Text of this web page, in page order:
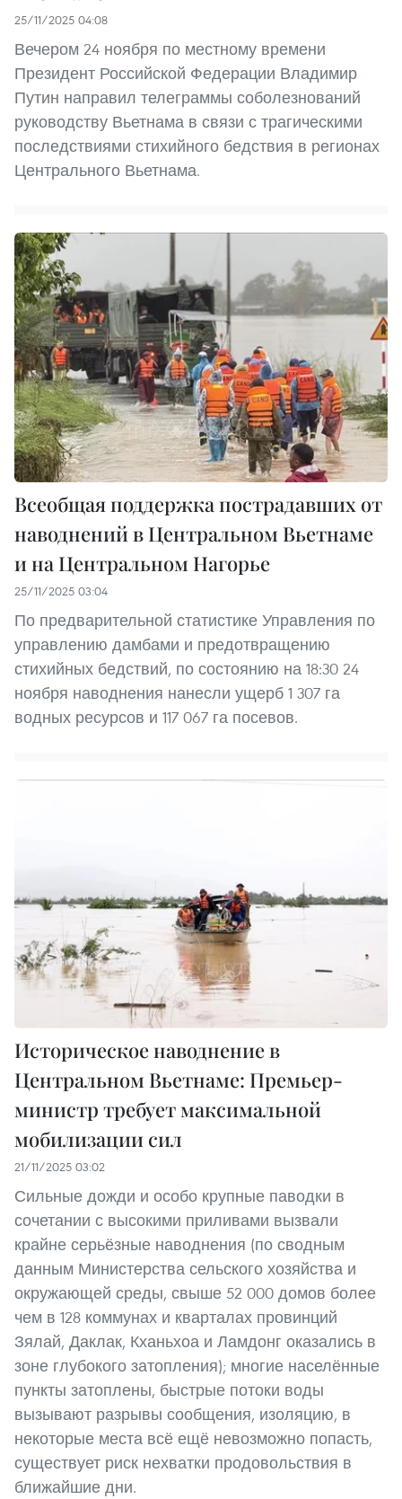
25/11/2025 04:08
Вечером 24 ноября по местному времени
Президент Российской Федерации Владимир
Путин направил телеграммы соболезнований
руководству Вьетнама в связи с трагическими
последствиями стихийного бедствия в регионах
Центрального Вьетнама.
Всеобщая поддержка пострадавших от
наводнений в Центральном Вьетнаме
и на Центральном Нагорье
25/11/2025 03:04
По предварительной статистике Управления по
управлению дамбами и предотвращению
стихийных бедствий, по состоянию на 18:30 24
ноября наводнения нанесли ущерб 1 307 га
водных ресурсов и 117 067 га посевов.
Историческое наводнение в
Центральном Вьетнаме: Премьер-
министр требует максимальной
мобилизации сил
21/11/2025 03:02
Сильные дожди и особо крупные паводки в
сочетании с высокими приливами вызвали
крайне серьёзные наводнения (по сводным
данным Министерства сельского хозяйства и
окружающей среды, свыше 52 000 домов более
чем в 128 коммунах и кварталах провинций
Зялай, Даклак, Кханьхоа и Ламдонг оказались в
зоне глубокого затопления); многие населённые
пункты затоплены, быстрые потоки воды
вызывают разрывы сообщения, изоляцию, в
некоторые места всё ещё невозможно попасть,
существует риск нехватки продовольствия в
ближайшие дни.